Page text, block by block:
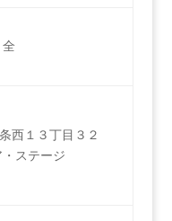
西１３丁目３２
ステージ